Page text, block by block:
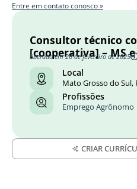
Entre em contato conosco »
Consultor técnico
[cooperativa] – MS e
liberado em 26 de fevereiro de 2025
Local
Mato Grosso do Sul,
Profissões
Emprego Agrônomo
CRIAR